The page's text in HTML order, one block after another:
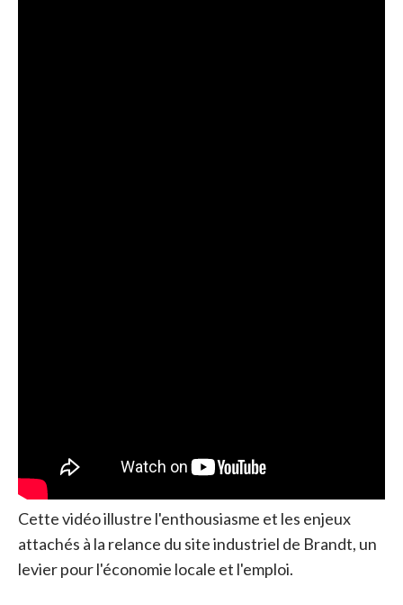
Cette vidéo illustre l'enthousiasme et les enjeux
attachés à la relance du site industriel de Brandt, un
levier pour l'économie locale et l'emploi.